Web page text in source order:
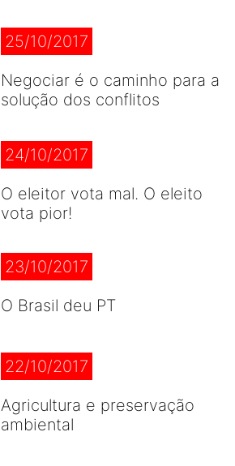
25/10/2017
Negociar é o caminho para a
solução dos conflitos
24/10/2017
O eleitor vota mal. O eleito
vota pior!
23/10/2017
O Brasil deu PT
22/10/2017
Agricultura e preservação
ambiental